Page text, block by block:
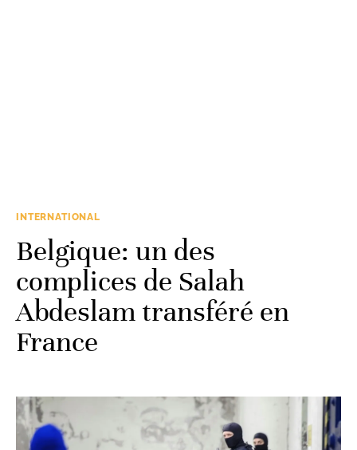
INTERNATIONAL
Belgique: un des
complices de Salah
Abdeslam transféré en
France